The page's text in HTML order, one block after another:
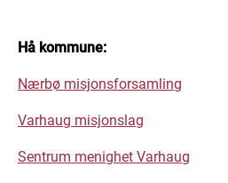
Hå kommune:
Nærbø misjonsforsamling
Varhaug misjonslag
Sentrum menighet Varhaug